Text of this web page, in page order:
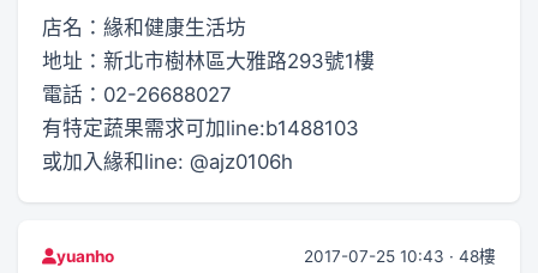
店名：緣和健康生活坊
地址：新北市樹林區大雅路293號1樓
電話：02-26688027
有特定蔬果需求可加line:b1488103
或加入緣和line: @ajz0106h
yuanho 2017-07-25 10:43 · 48樓